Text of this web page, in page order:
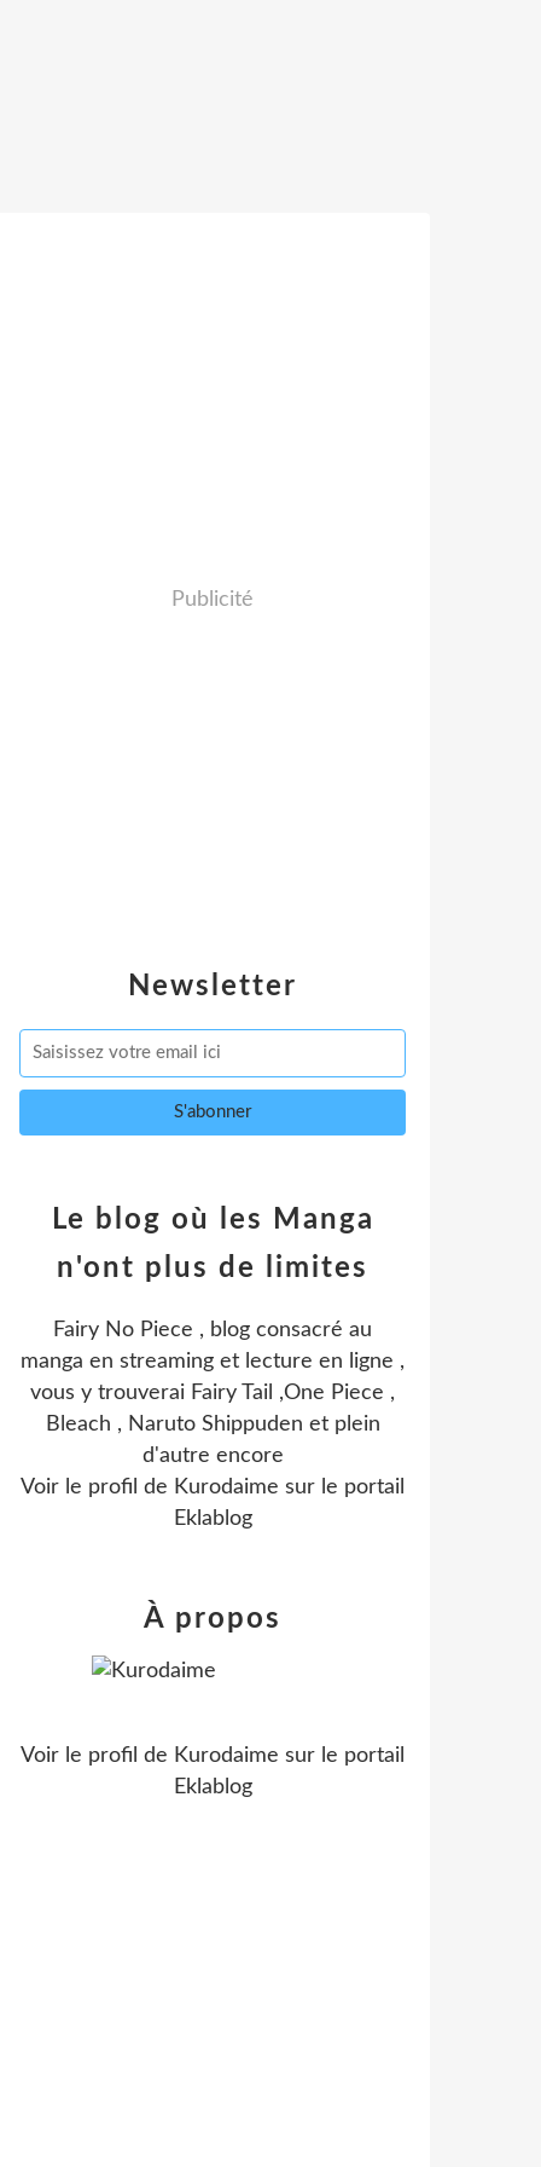
Newsletter
Publicité
Le blog où les Manga
n'ont plus de limites
Fairy No Piece , blog consacré au
manga en streaming et lecture en ligne ,
vous y trouverai Fairy Tail ,One Piece ,
Bleach , Naruto Shippuden et plein
d'autre encore
Voir le profil de Kurodaime sur le portail
Eklablog
À propos
Voir le profil de Kurodaime sur le portail
Eklablog